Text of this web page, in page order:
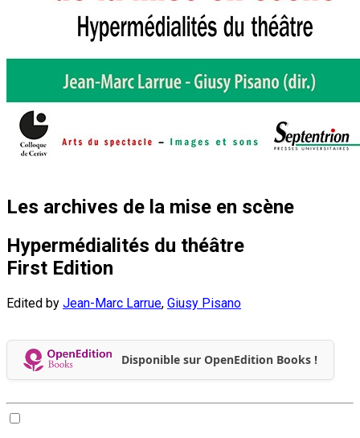
Les archives de la mise en scène
Hypermédialités du théâtre
First Edition
Edited by Jean-Marc Larrue, Giusy Pisano
Disponible sur OpenEdition Books !